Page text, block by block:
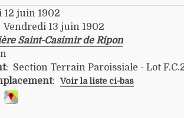
juin 1902
Vendredi 13 juin 1902
Saint-Casimir de Ripon
: Section Terrain Paroissiale - Lot
: Voir la liste ci-bas